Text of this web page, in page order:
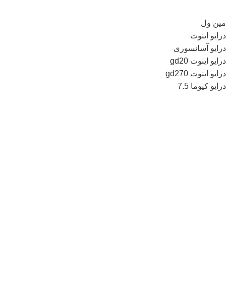
مین ول
درایو اینوت
درایو آسانسوری
درایو اینوت gd20
درایو اینوت gd270
درایو کیوما 7.5